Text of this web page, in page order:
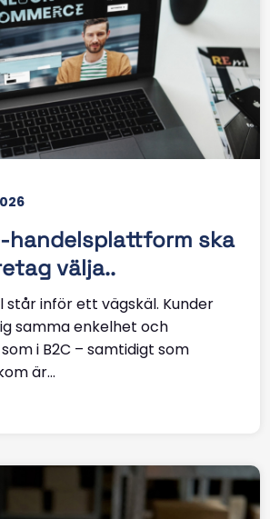
handelsplattform ska
välja..
står inför ett vägskäl. Kunder
samma enkelhet och
i B2C – samtidigt som
är...